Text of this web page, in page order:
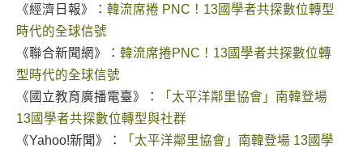
《經濟日報》： 韓流席捲 PNC！13國學者共探數位轉型
時代的全球信號
《聯合新聞網》： 韓流席捲PNC！13國學者共探數位轉
型時代的全球信號
《國立教育廣播電臺》：
「太平洋鄰里協會」南韓登場
13國學者共探數位轉型與社群
《Yahoo!新聞 》：
「太平洋鄰里協會」南韓登場 13國學